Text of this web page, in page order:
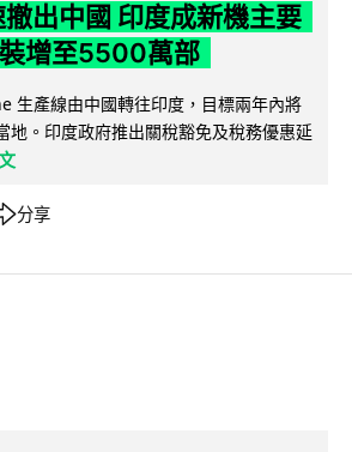
出中國 印度成新機主要
增至5500萬部
生產線由中國轉往印度，目標兩年內將
地。印度政府推出關稅豁免及稅務優惠延
分享